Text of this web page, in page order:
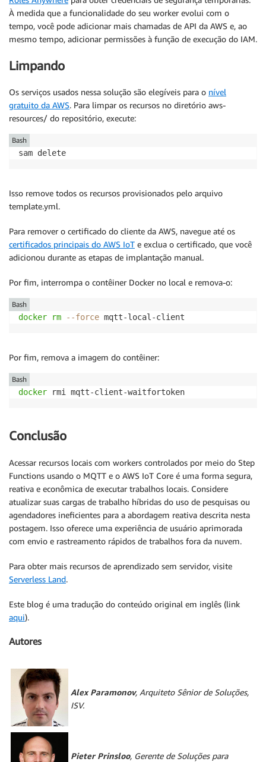
À medida que a funcionalidade do seu worker evolui com o
tempo, você pode adicionar mais chamadas de API da AWS e, ao
mesmo tempo, adicionar permissões à função de execução do IAM.
Limpando
Os serviços usados nessa solução são elegíveis para o nível
gratuito da AWS. Para limpar os recursos no diretório aws-
resources/ do repositório, execute:
Bash
Isso remove todos os recursos provisionados pelo arquivo
template.yml.
Para remover o certificado do cliente da AWS, navegue até os
certificados principais do AWS IoT e exclua o certificado, que você
adicionou durante as etapas de implantação manual.
Por fim, interrompa o contêiner Docker no local e remova-o:
docker rm --force mqtt-local-client
Bash
Por fim, remova a imagem do contêiner:
docker rmi mqtt-client-waitfortoken
Bash
Conclusão
Acessar recursos locais com workers controlados por meio do Step
Functions usando o MQTT e o AWS IoT Core é uma forma segura,
reativa e econômica de executar trabalhos locais. Considere
atualizar suas cargas de trabalho híbridas do uso de pesquisas ou
agendadores ineficientes para a abordagem reativa descrita nesta
postagem. Isso oferece uma experiência de usuário aprimorada
com envio e rastreamento rápidos de trabalhos fora da nuvem.
Para obter mais recursos de aprendizado sem servidor, visite
Serverless Land.
Este blog é uma tradução do conteúdo original em inglês (link
aqui).
Autores
Alex Paramonov, Arquiteto Sênior de Soluções,
ISV.
Pieter Prinsloo, Gerente de Soluções para